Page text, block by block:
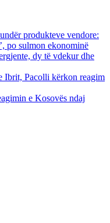
produkteve vendore:
po sulmon ekonominë
dy të vdekur dhe
Ibrit, Pacolli kërkon reagim
e Kosovës ndaj